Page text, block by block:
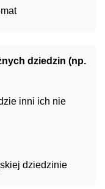
dziedzin (np.
inni ich nie
dziedzinie